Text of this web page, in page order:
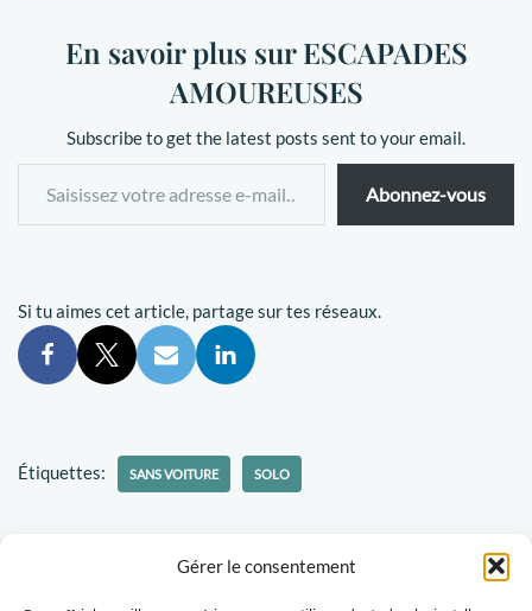
Gérer le consentement
En savoir plus sur ESCAPADES
AMOUREUSES
Subscribe to get the latest posts sent to your email.
Abonnez-vous
Si tu aimes cet article, partage sur tes réseaux.
Étiquettes: SANS VOITURE SOLO